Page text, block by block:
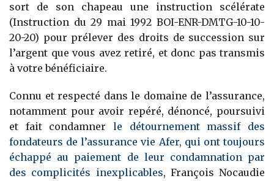
sort de son chapeau une instruction scélérate
(Instruction du 29 mai 1992 BOI-ENR-DMTG-10-10-
20-20) pour prélever des droits de succession sur
l’argent que vous avez retiré, et donc pas transmis
à votre bénéficiaire.
Connu et respecté dans le domaine de l’assurance,
notamment pour avoir repéré, dénoncé, poursuivi
et fait condamner le détournement massif des
fondateurs de l’assurance vie Afer, qui ont toujours
échappé au paiement de leur condamnation par
des complicités inexplicables, François Nocaudie